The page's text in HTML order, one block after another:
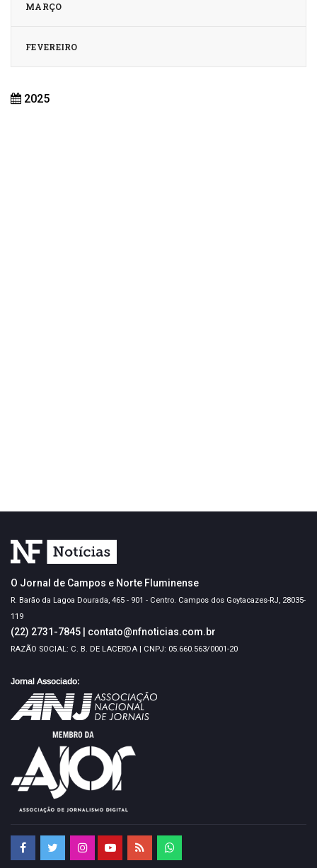
MARÇO
FEVEREIRO
2025
O Jornal de Campos e Norte Fluminense
R. Barão da Lagoa Dourada, 465 - 901 - Centro. Campos dos Goytacazes-RJ, 28035-
119
(22) 2731-7845 contato@nfnoticias.com.br
RAZÃO SOCIAL: C. B. DE LACERDA | CNPJ: 05.660.563/0001-20